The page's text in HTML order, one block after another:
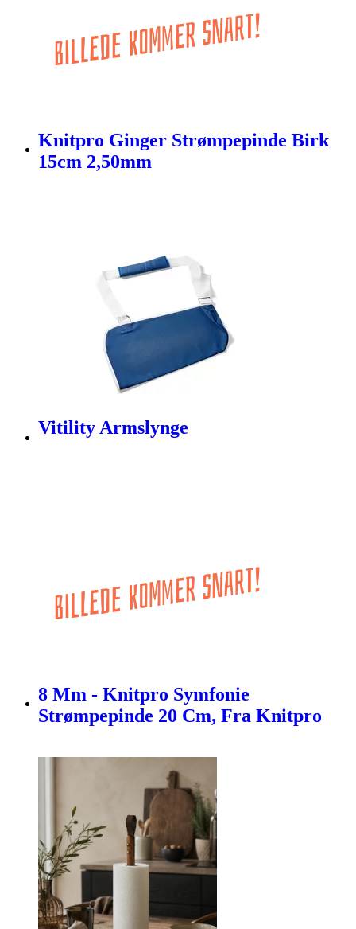
Knitpro Ginger Strømpepinde Birk
15cm 2,50mm
Vitility Armslynge
8 Mm - Knitpro Symfonie
Strømpepinde 20 Cm, Fra Knitpro